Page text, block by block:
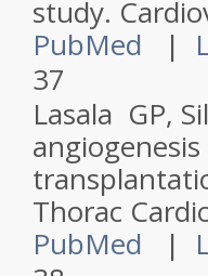
study.
PubMed
|
37
Lasala GP,
Thorac
PubMed
|